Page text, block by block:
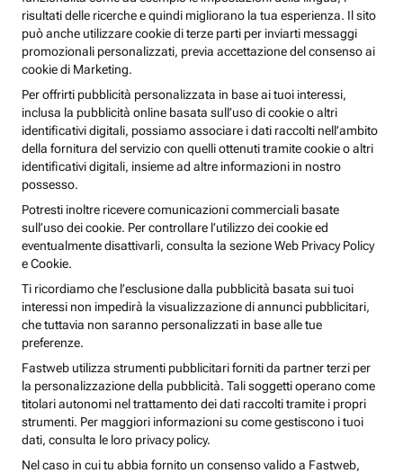
risultati delle ricerche e quindi migliorano la tua esperienza. Il sito
può anche utilizzare cookie di terze parti per inviarti messaggi
promozionali personalizzati, previa accettazione del consenso ai
cookie di Marketing.
Per offrirti pubblicità personalizzata in base ai tuoi interessi,
inclusa la pubblicità online basata sull’uso di cookie o altri
identificativi digitali, possiamo associare i dati raccolti nell’ambito
della fornitura del servizio con quelli ottenuti tramite cookie o altri
identificativi digitali, insieme ad altre informazioni in nostro
possesso.
Potresti inoltre ricevere comunicazioni commerciali basate
sull’uso dei cookie. Per controllare l’utilizzo dei cookie ed
eventualmente disattivarli, consulta la sezione Web Privacy Policy
e Cookie.
Ti ricordiamo che l’esclusione dalla pubblicità basata sui tuoi
interessi non impedirà la visualizzazione di annunci pubblicitari,
che tuttavia non saranno personalizzati in base alle tue
preferenze.
Fastweb utilizza strumenti pubblicitari forniti da partner terzi per
la personalizzazione della pubblicità. Tali soggetti operano come
titolari autonomi nel trattamento dei dati raccolti tramite i propri
strumenti. Per maggiori informazioni su come gestiscono i tuoi
dati, consulta le loro privacy policy.
Nel caso in cui tu abbia fornito un consenso valido a Fastweb,